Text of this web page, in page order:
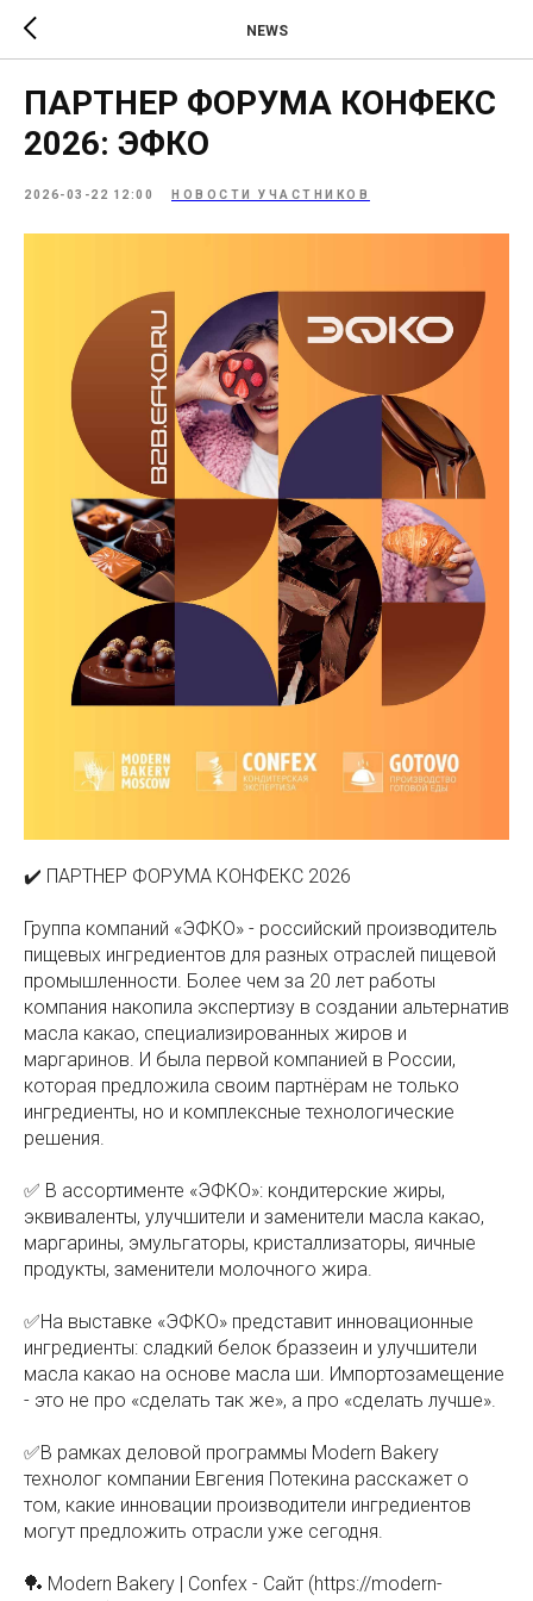
NEWS
ПАРТНЕР ФОРУМА КОНФЕКС
2026: ЭФКО
2026-03-22 12:00 НОВОСТИ УЧАСТНИКОВ
✔️ ПАРТНЕР ФОРУМА КОНФЕКС 2026
Группа компаний «ЭФКО» - российский производитель
пищевых ингредиентов для разных отраслей пищевой
промышленности. Более чем за 20 лет работы
компания накопила экспертизу в создании альтернатив
масла какао, специализированных жиров и
маргаринов. И была первой компанией в России,
которая предложила своим партнёрам не только
ингредиенты, но и комплексные технологические
решения.
✅ В ассортименте «ЭФКО»: кондитерские жиры,
эквиваленты, улучшители и заменители масла какао,
маргарины, эмульгаторы, кристаллизаторы, яичные
продукты, заменители молочного жира.
✅На выставке «ЭФКО» представит инновационные
ингредиенты: сладкий белок браззеин и улучшители
масла какао на основе масла ши. Импортозамещение
- это не про «сделать так же», а про «сделать лучше».
✅В рамках деловой программы Modern Bakery
технолог компании Евгения Потекина расскажет о
том, какие инновации производители ингредиентов
могут предложить отрасли уже сегодня.
🏓 Modern Bakery | Confex - Сайт (https://modern-